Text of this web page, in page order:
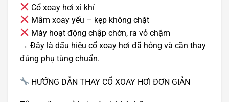
Cổ xoay hơi xì khí
Mâm xoay yếu – kẹp không chặt
Máy hoạt động chập chờn, ra vỏ chậm
→ Đây là dấu hiệu cổ xoay hơi đã hỏng và cần thay
đúng phụ tùng chuẩn.
HƯỚNG DẪN THAY CỔ XOAY HƠI ĐƠN GIẢN